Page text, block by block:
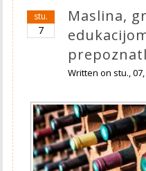
stu.
7
Maslina,
Written on stu.,